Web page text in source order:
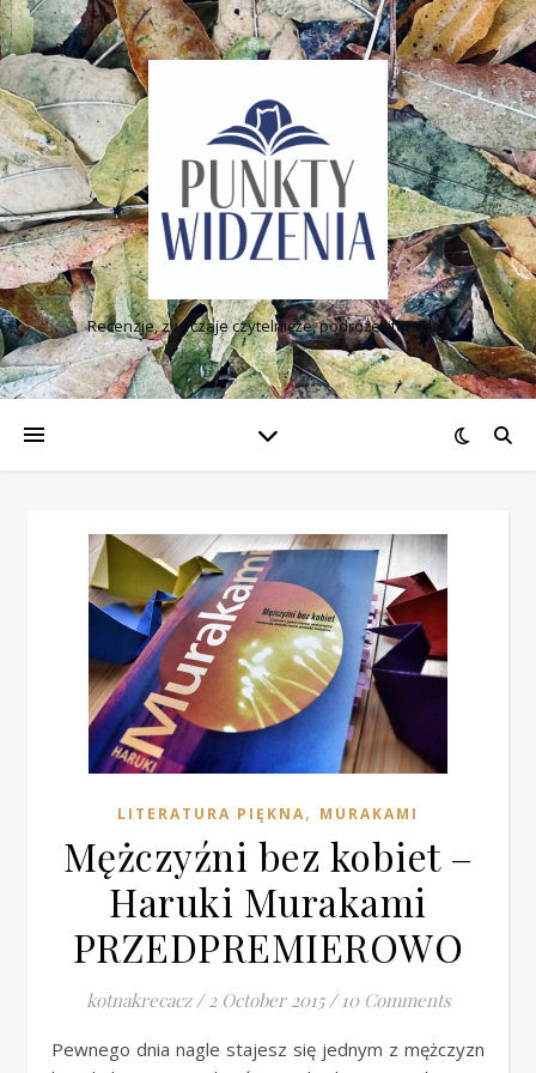
Recenzje, zwyczaje czytelnicze, podróże literackie
LITERATURA PIĘKNA, MURAKAMI
Mężczyźni bez kobiet –
Haruki Murakami
PRZEDPREMIEROWO
kotnakrecacz / 2 October 2015 / 10 Comments
Pewnego dnia nagle stajesz się jednym z mężczyzn